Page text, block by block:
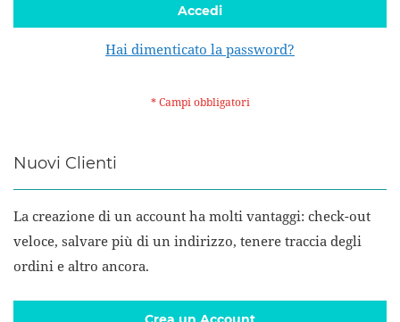
Accedi
Hai dimenticato la password?
Nuovi Clienti
La creazione di un account ha molti vantaggi: check-out
veloce, salvare più di un indirizzo, tenere traccia degli
ordini e altro ancora.